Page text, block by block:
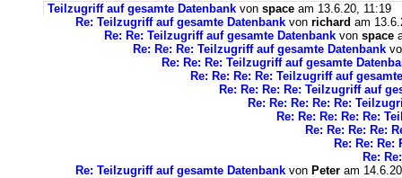
Teilzugriff auf gesamte Datenbank von space am 13.6.20, 11:19
Re: Teilzugriff auf gesamte Datenbank von richard am
Re: Re: Teilzugriff auf gesamte Datenbank von space
Re: Re: Re: Teilzugriff auf gesamte Datenbank
Re: Re: Re: Teilzugriff auf gesamte
Re: Re: Re: Re: Teilzugriff auf
Re: Re: Re: Re: Teilzugriff auf
Re: Re: Re: Re: Re:
Re: Re: Re: Re: Re:
Re: Re: Re: Re:
Re: Re: Re:
Re:
Re: Teilzugriff auf gesamte Datenbank von Peter am